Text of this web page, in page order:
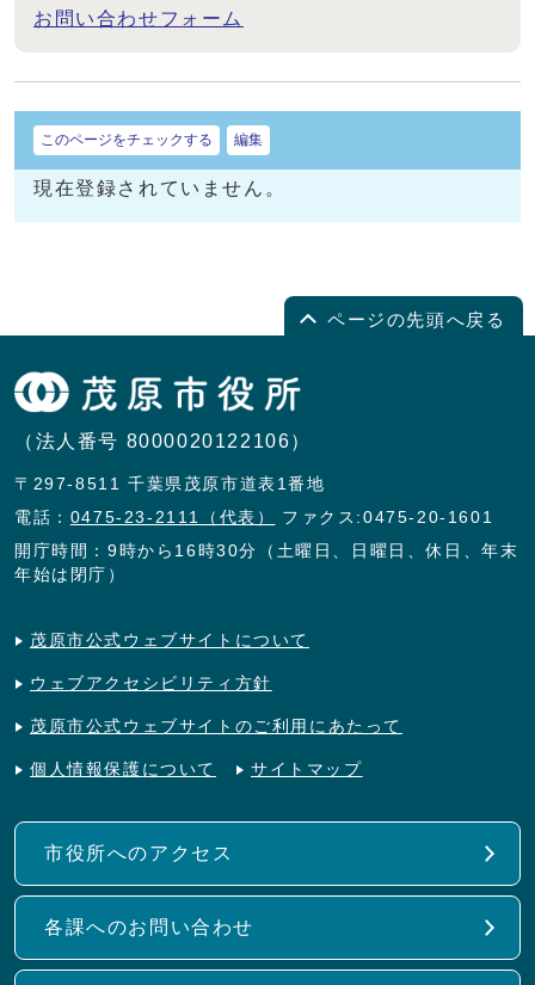
お問い合わせフォーム
このページをチェックする 編集
現在登録されていません。
ページの先頭へ戻る
（法人番号 8000020122106）
〒297-8511 千葉県茂原市道表1番地
電話： 0475-23-2111（代表）
ファクス:0475-20-1601
開庁時間：9時から16時30分（土曜日、日曜日、休日、年末
年始は閉庁）
茂原市公式ウェブサイトについて
ウェブアクセシビリティ方針
茂原市公式ウェブサイトのご利用にあたって
個人情報保護について サイトマップ
市役所へのアクセス
各課へのお問い合わせ